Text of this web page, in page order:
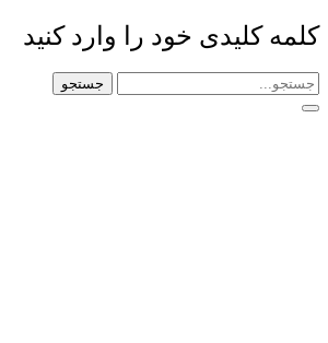
کلمه کلیدی خود را وارد کنید
جستجو